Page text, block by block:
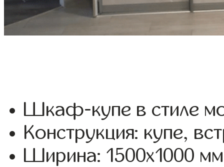
Шкаф-купе в стиле
Конструкция: купе,
Ширина: 1500x1000